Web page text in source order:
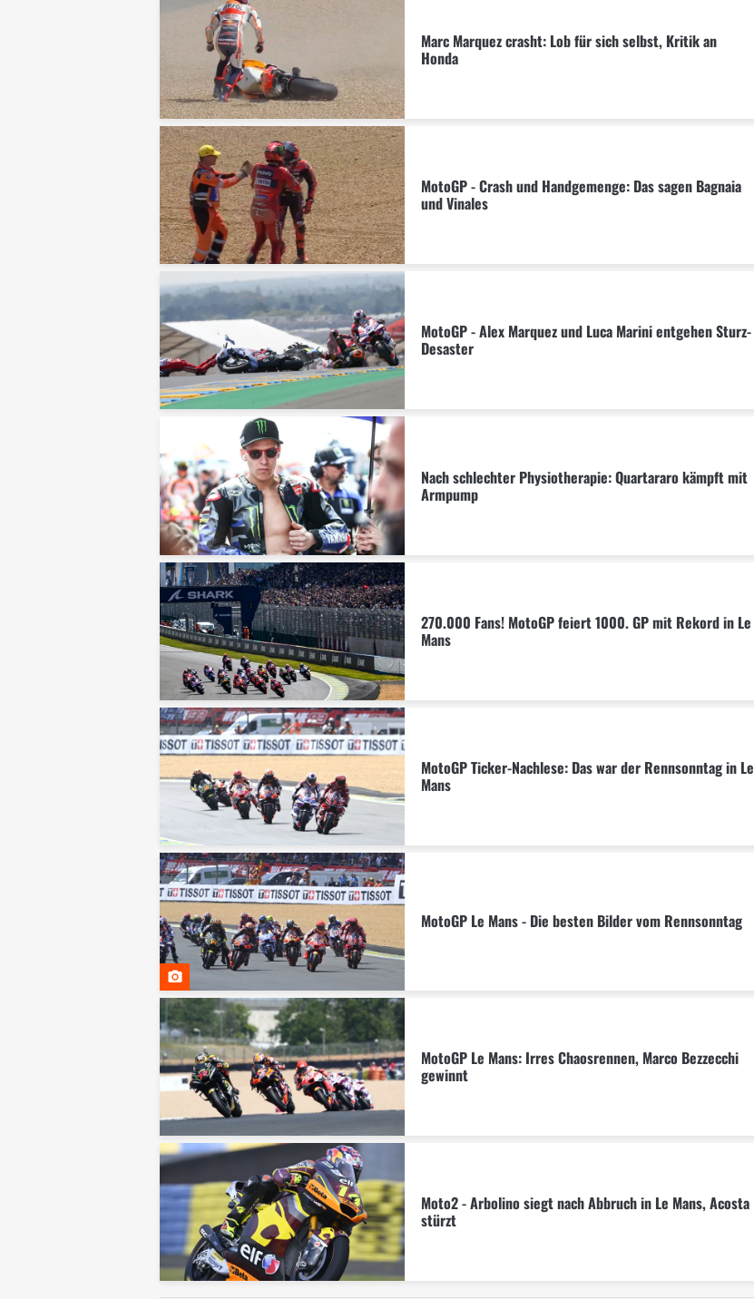
Marc Marquez crasht: Lob für sich selbst, Kritik an
Honda
MotoGP - Crash und Handgemenge: Das sagen Bagnaia
und Vinales
MotoGP - Alex Marquez und Luca Marini entgehen Sturz-
Desaster
Nach schlechter Physiotherapie: Quartararo kämpft mit
Armpump
270.000 Fans! MotoGP feiert 1000. GP mit Rekord in Le
Mans
MotoGP Ticker-Nachlese: Das war der Rennsonntag in Le
Mans
MotoGP Le Mans - Die besten Bilder vom Rennsonntag
MotoGP Le Mans: Irres Chaosrennen, Marco Bezzecchi
gewinnt
Moto2 - Arbolino siegt nach Abbruch in Le Mans, Acosta
stürzt